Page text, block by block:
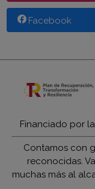
Facebook
Financiado por
Contamos con
reconocidas.
muchas más al